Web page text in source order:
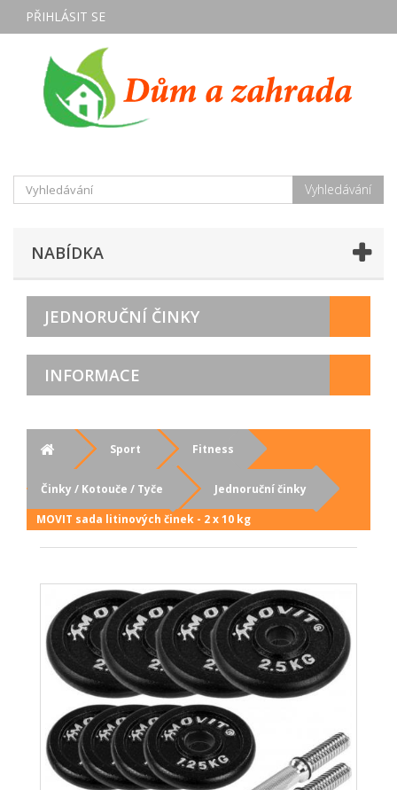
PŘIHLÁSIT SE
Vyhledávání
NABÍDKA
JEDNORUČNÍ ČINKY
INFORMACE
Sport Fitness
Činky / Kotouče / Tyče
Jednoruční činky
MOVIT sada litinových činek - 2 x 10 kg